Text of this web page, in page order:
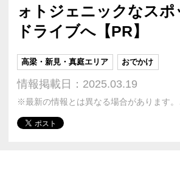
ォトジェニックなスポ
ドライブへ【PR】
高梁・新見・真庭エリア おでかけ
情報掲載日：2025.03.19
※最新の情報とは異なる場合があります。